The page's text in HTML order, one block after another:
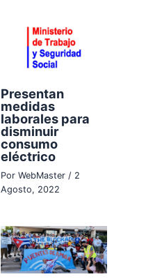
Presentan
medidas
laborales para
disminuir
consumo
eléctrico
Por WebMaster / 2
Agosto, 2022